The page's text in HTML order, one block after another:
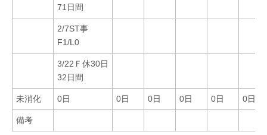
71日間
2/7ST事
F1/L0
3/22Ｆ休30日
32日間
未消化 0日 0日 0日 0日 0日 0日
備考